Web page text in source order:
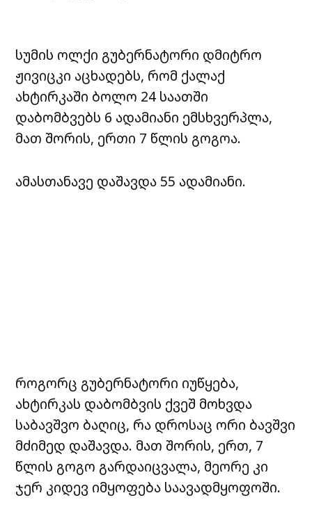
სუმის ოლქი გუბერნატორი დმიტრო
ჟივიცკი აცხადებს, რომ ქალაქ
ახტირკაში ბოლო 24 საათში
დაბომბვებს 6 ადამიანი ემსხვერპლა,
მათ შორის, ერთი 7 წლის გოგოა.
ამასთანავე დაშავდა 55 ადამიანი.
როგორც გუბერნატორი იუწყება,
ახტირკას დაბომბვის ქვეშ მოხვდა
საბავშვო ბაღიც, რა დროსაც ორი ბავშვი
მძიმედ დაშავდა. მათ შორის, ერთ, 7
წლის გოგო გარდაიცვალა, მეორე კი
ჯერ კიდევ იმყოფება საავადმყოფოში.